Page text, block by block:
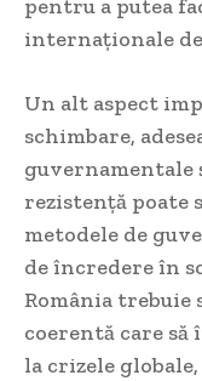
pentru a putea
internaționale
Un alt aspect
schimbare,
guvernamentale
rezistență poate
metodele de
de încredere în
România trebuie
coerentă care
la crizele